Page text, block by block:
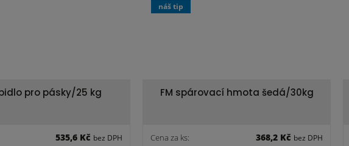
pro pásky/25 kg
535,6 Kč bez DPH
FM spárovací hmota šedá/30kg
Cena za ks: 368,2 Kč bez DPH
náš tip